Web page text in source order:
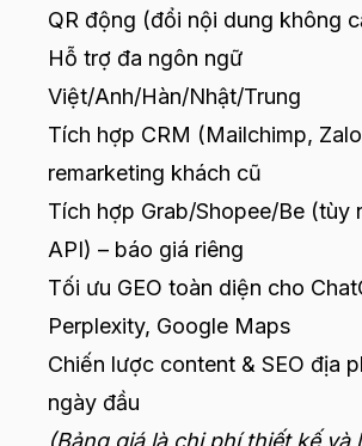
QR động (đổi nội dung không
Hỗ trợ đa ngôn ngữ
Việt/Anh/Hàn/Nhật/Trung
Tích hợp CRM (Mailchimp,
remarketing khách cũ
Tích hợp Grab/Shopee/Be (tùy
API) – báo giá riêng
Tối ưu GEO toàn diện cho
Perplexity, Google Maps
Chiến lược content & SEO địa
ngày đầu
(Bảng giá là chi phí thiết kế và